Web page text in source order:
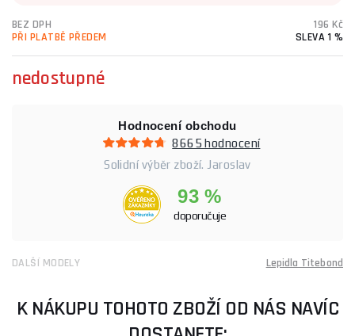
BEZ DPH
196 Kč
PŘI PLATBĚ PŘEDEM
SLEVA 1 %
nedostupné
Hodnocení obchodu
8665 hodnocení
Solidní výběr zboží. Jaroslav
93 %
doporučuje
DALŠÍ MODELY Lepidla Titebond
K NÁKUPU TOHOTO ZBOŽÍ OD NÁS NAVÍC